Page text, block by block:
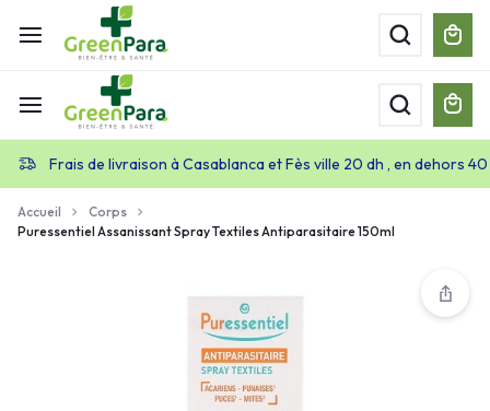
Frais de livraison à Casablanca et Fès ville 20 dh , en dehors
Accueil
Corps
Puressentiel Assanissant Spray Textiles Antiparasitaire 150ml